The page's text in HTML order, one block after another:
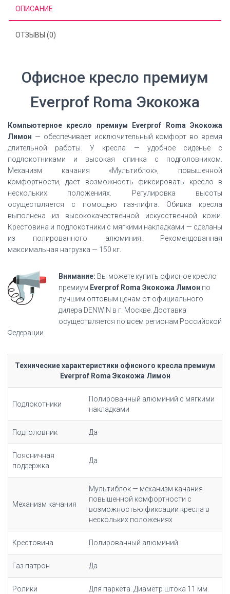
ОПИСАНИЕ
ОТЗЫВЫ (0)
Офисное кресло премиум
Everprof Roma Экокожа
Компьютерное кресло премиум Everprof Roma Экокожа
Лимон — обеспечивает исключительный комфорт во время
длительной работы. У кресла — удобное сиденье с
подлокотниками и высокая спинка с подголовником.
Механизм качания «Мультиблок», повышенной
комфортности, дает возможность фиксировать кресло в
нескольких положениях. Регулировка высоты
осуществляется с помощью газ-лифта. Обивка кресла
выполнена из высококачественной искусственной кожи.
Крестовина и подлокотники с мягкими накладками — сделаны
из полированного алюминия. Рекомендованная
максимальная нагрузка — 150 кг.
Внимание: Вы можете купить офисное кресло
премиум Everprof Roma Экокожа Лимон по
лучшим оптовым ценам от официального
дилера DENWIN в г. Москве. Доставка
осуществляется по всем регионам Российской
Федерации.
Технические характеристики офисного кресла премиум
Everprof Roma Экокожа Лимон
Подлокотники
Полированный алюминий с мягкими
накладками
Подголовник Да
Поясничная
поддержка
Да
Механизм качания
Мультиблок — механизм качания
повышенной комфортности с
возможностью фиксации кресла в
нескольких положениях
Крестовина Полированный алюминий
Газ патрон Да
Ролики Для паркета. Диаметр штока 11 мм.